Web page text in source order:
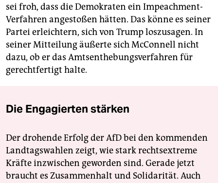
sei froh, dass die Demokraten ein Impeachment-
Verfahren angestoßen hätten. Das könne es seiner
Partei erleichtern, sich von Trump loszusagen. In
seiner Mitteilung äußerte sich McConnell nicht
dazu, ob er das Amtsenthebungsverfahren für
gerechtfertigt halte.
Die Engagierten stärken
Der drohende Erfolg der AfD bei den kommenden
Landtagswahlen zeigt, wie stark rechtsextreme
Kräfte inzwischen geworden sind. Gerade jetzt
braucht es Zusammenhalt und Solidarität. Auch